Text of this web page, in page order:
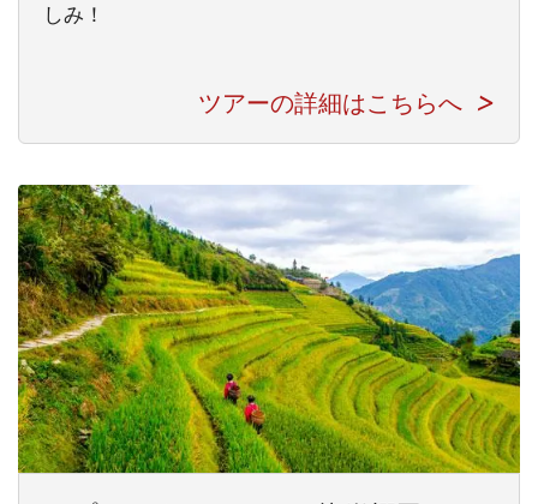
しみ！
ツアーの詳細はこちらへ